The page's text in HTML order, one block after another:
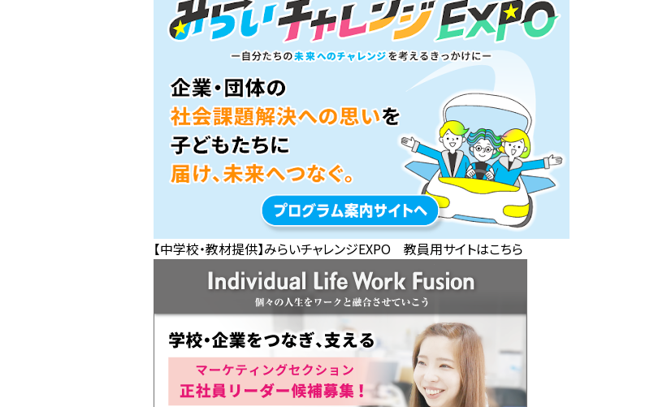
【中学校・教材提供】みらいチャレンジEXPO 教員用サイトはこちら